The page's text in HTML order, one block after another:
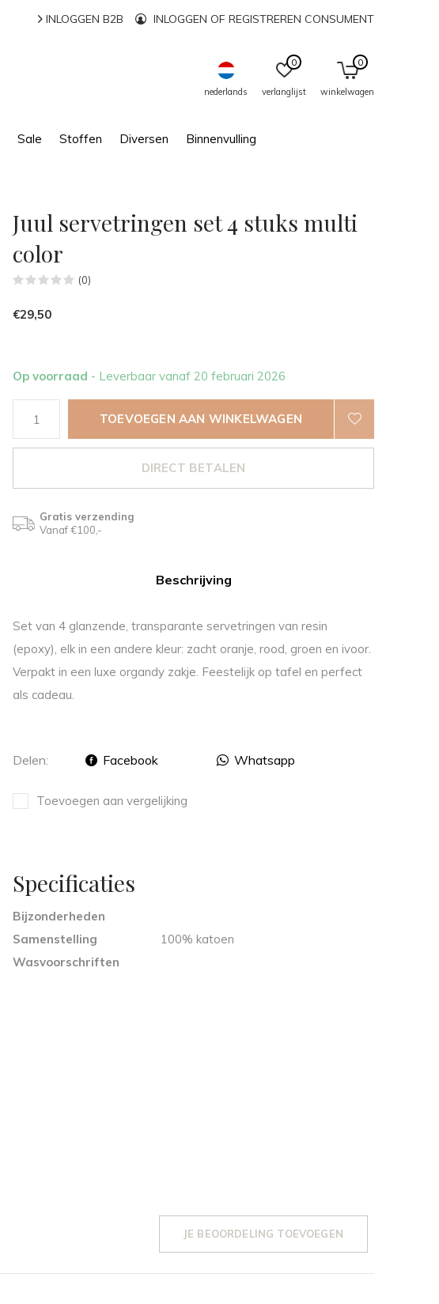
Sale Stoffen Diversen Binnenvulling
nederlands verlanglijst
0
winkelwagen
0
INLOGGEN B2B INLOGGEN OF REGISTREREN CONSUMENT
Juul servetringen set 4 stuks multi
color
(0)
€29,50
Op voorraad - Leverbaar vanaf 20 februari 2026
TOEVOEGEN AAN WINKELWAGEN
DIRECT BETALEN
Gratis verzending
Vanaf €100,-
Beschrijving
Set van 4 glanzende, transparante servetringen van resin
(epoxy), elk in een andere kleur: zacht oranje, rood, groen en ivoor.
Verpakt in een luxe organdy zakje. Feestelijk op tafel en perfect
als cadeau.
Delen: Facebook Whatsapp
Toevoegen aan vergelijking
Specificaties
Bijzonderheden
Samenstelling
100% katoen
Wasvoorschriften
JE BEOORDELING TOEVOEGEN